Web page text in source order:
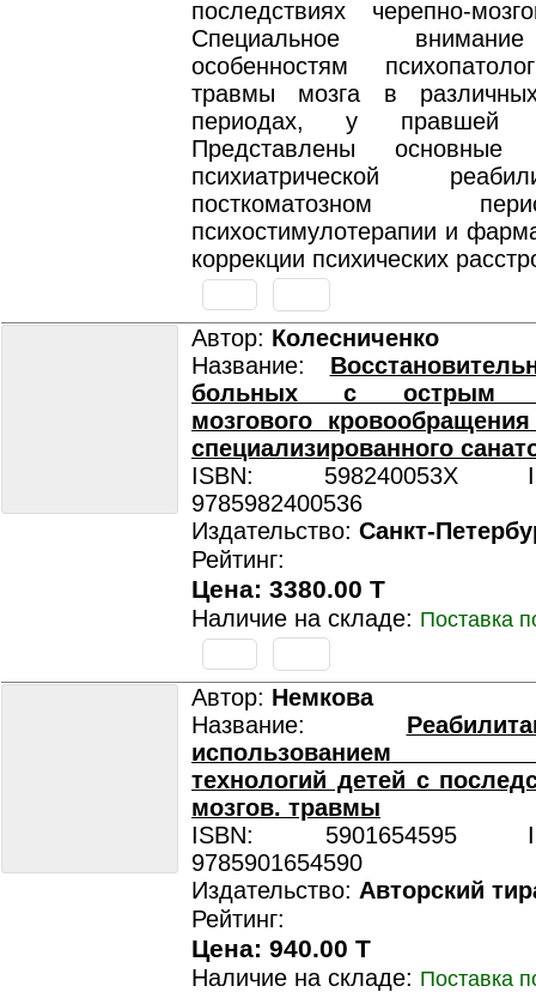
последствиях черепно-
Специальное
особенностям
травмы мозга в
периодах, у правшей
Представлены
психиатрической
посткоматозном
психостимулотерапии и
коррекции психических
Автор: Колесниченко
Название:
больных с острым
мозгового
специализированного
ISBN: 598240053X
9785982400536
Издательство: Санкт-
Рейтинг:
Цена: 3380.00 T
Наличие на складе: Поставка
Автор: Немкова
Название:
использованием
технологий детей с
мозгов. травмы
ISBN: 5901654595
9785901654590
Издательство: Авторский
Рейтинг:
Цена: 940.00 T
Наличие на складе: Поставка